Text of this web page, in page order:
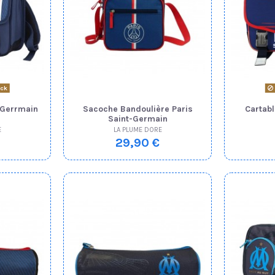
Sacoche Bandoulière Paris
Saint-Germain
LA PLUME DORE
29,90 €